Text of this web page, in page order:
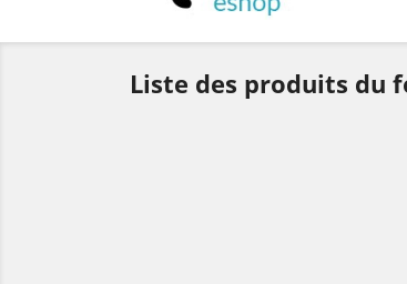
Liste des produits du